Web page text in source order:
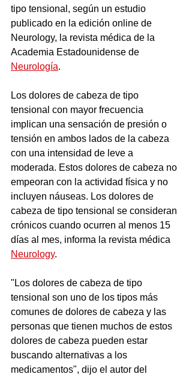
tipo tensional, según un estudio
publicado en la edición online de
Neurology, la revista médica de la
Academia Estadounidense de
Neurología.
Los dolores de cabeza de tipo
tensional con mayor frecuencia
implican una sensación de presión o
tensión en ambos lados de la cabeza
con una intensidad de leve a
moderada. Estos dolores de cabeza no
empeoran con la actividad física y no
incluyen náuseas. Los dolores de
cabeza de tipo tensional se consideran
crónicos cuando ocurren al menos 15
días al mes, informa la revista médica
Neurology.
"Los dolores de cabeza de tipo
tensional son uno de los tipos más
comunes de dolores de cabeza y las
personas que tienen muchos de estos
dolores de cabeza pueden estar
buscando alternativas a los
medicamentos", dijo el autor del